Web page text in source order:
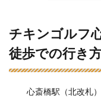
チキンゴルフ
徒歩での行き
心斎橋駅（北改札